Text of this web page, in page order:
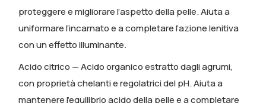
proteggere e migliorare l’aspetto della pelle. Aiuta a
uniformare l’incarnato e a completare l’azione lenitiva
con un effetto illuminante.
Acido citrico — Acido organico estratto dagli agrumi,
con proprietà chelanti e regolatrici del pH. Aiuta a
mantenere l’equilibrio acido della pelle e a completare